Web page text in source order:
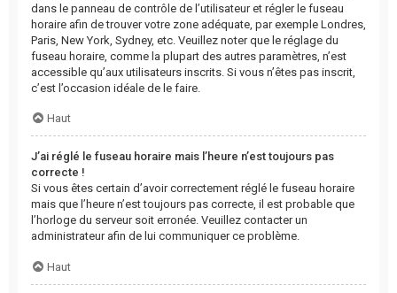
dans le panneau de contrôle de l’utilisateur et régler le fuseau
horaire afin de trouver votre zone adéquate, par exemple Londres,
Paris, New York, Sydney, etc. Veuillez noter que le réglage du
fuseau horaire, comme la plupart des autres paramètres, n’est
accessible qu’aux utilisateurs inscrits. Si vous n’êtes pas inscrit,
c’est l’occasion idéale de le faire.
Haut
J’ai réglé le fuseau horaire mais l’heure n’est toujours pas
correcte !
Si vous êtes certain d’avoir correctement réglé le fuseau horaire
mais que l’heure n’est toujours pas correcte, il est probable que
l’horloge du serveur soit erronée. Veuillez contacter un
administrateur afin de lui communiquer ce problème.
Haut